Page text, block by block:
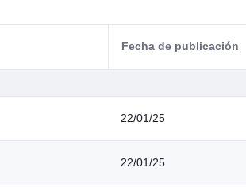
Fecha de publicación
22/01/25
22/01/25